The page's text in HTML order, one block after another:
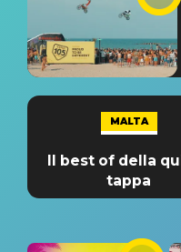
MALTA
Il best of della
tappa